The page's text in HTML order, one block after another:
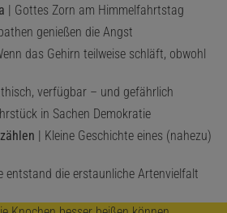
| Gottes Zorn am Himmelfahrtstag
genießen die Angst
das Gehirn teilweise schläft, obwohl
verfügbar – und gefährlich
in Sachen Demokratie
| Kleine Geschichte eines (nahezu)
entstand die erstaunliche Artenvielfalt